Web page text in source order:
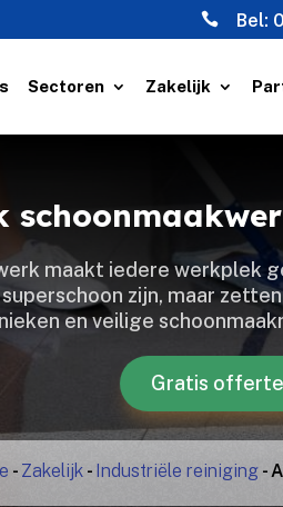
 Bel:
Sectoren Zakelijk
maakt iedere werkplek
zijn, maar
en veilige
Gratis
- Zakelijk - Industriële reiniging -